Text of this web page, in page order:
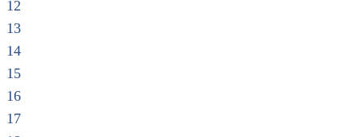
12
13
14
15
16
17